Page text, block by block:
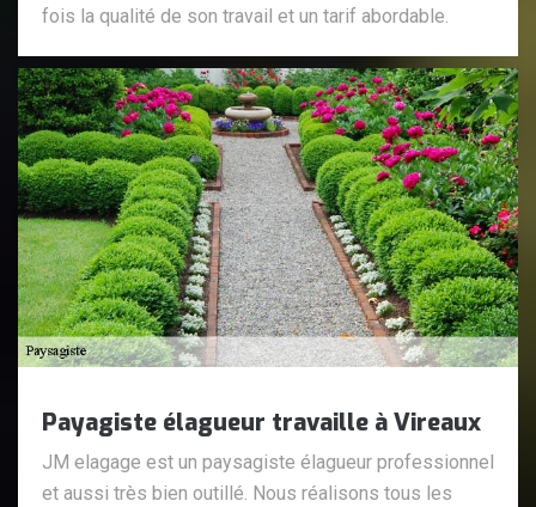
fois la qualité de son travail et un tarif abordable.
Payagiste élagueur travaille à Vireaux
JM elagage est un paysagiste élagueur professionnel
et aussi très bien outillé. Nous réalisons tous les